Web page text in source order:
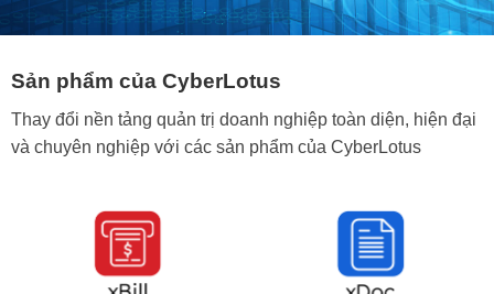
Sản phẩm của CyberLotus
Thay đổi nền tảng quản trị doanh nghiệp toàn diện, hiện đại
và chuyên nghiệp với các sản phẩm của CyberLotus